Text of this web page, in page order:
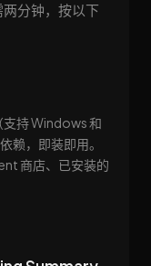
分钟，按以下
支持 Windows 和
赖，即装即用。
商店、已安装的